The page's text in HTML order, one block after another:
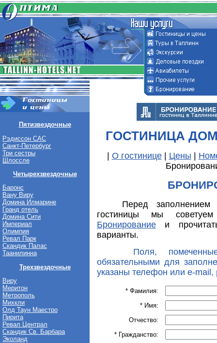
Пятизвездочные
Рэдиссон САС
Санкт-Петербург
Три сестры
Шлоссле
Четырехзвездочные
Баронс
Вану Виру
Домина Илмарине
Гранд отель
Домина Сити
Империал
Олимпия
Ревал Парк
Скандик Палас
Таанилинна
Трехзвездочные
Виру
Меритон
Метрополь
Михкли
Олд Таун Маестро
Пирита
Ревал Централ
Скандик Св. Барбара
Эколанд
ГОСТИНИЦА
О гостинице| Цены
Перед заполнением
гостиницы мы
Бронирование и
варианты.
Поля,
обязательными для
указаны телефон или e-mail,
* Фамилия:
* Имя:
Отчество:
* Гражданство: